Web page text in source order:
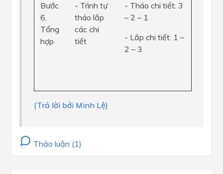
Bước
6.
Tổng
hợp
- Trình tự
tháo lắp
các chi
tiết
- Tháo chi tiết: 3
– 2 – 1
- Lắp chi tiết: 1 –
2 – 3
(Trả lời bởi Minh Lệ)
Thảo luận (1)